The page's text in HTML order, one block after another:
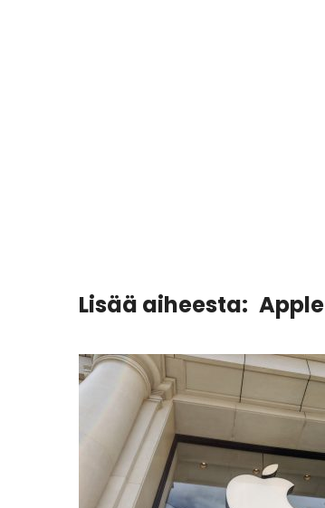
Lisää aiheesta: Apple